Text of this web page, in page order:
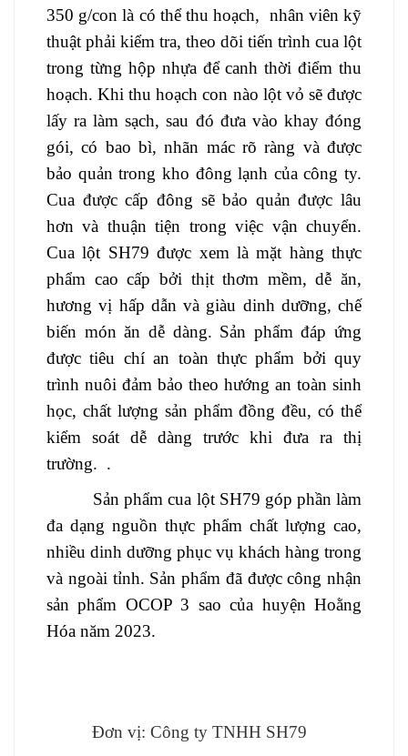
350 g/con là có thể thu hoạch, nhân viên kỹ
thuật phải kiểm tra, theo dõi tiến trình cua lột
trong từng hộp nhựa để canh thời điểm thu
hoạch.Khi thu hoạch con nào lột vỏ sẽ được
lấy ra làm sạch, sau đó đưa vào khay đóng
gói, có bao bì, nhãn mác rõ ràng và được
bảo quản trong kho đông lạnh của công ty.
Cua được cấp đông sẽ bảo quản được lâu
hơn và thuận tiện trong việc vận chuyển.
Cua lột SH79 được xem là mặt hàng thực
phẩm cao cấp bởi thịt thơm mềm,dễ ăn,
hương vị hấp dẫn và giàu dinh dưỡng, chế
biến món ăn dễ dàng. Sản phẩm đáp ứng
được tiêu chí an toàn thực phẩm bởi quy
trình nuôi đảm bảo theo hướng an toàn sinh
học, chất lượng sản phẩm đồng đều, có thể
kiểm soát dễ dàng trước khi đưa ra thị
trường. .
Sản phẩm cua lột SH79 góp phần làm
đa dạng nguồn thực phẩm chất lượng cao,
nhiều dinh dưỡng phục vụ khách hàng trong
và ngoài tỉnh. Sản phẩm đã được công nhận
sản phẩm OCOP 3 sao của huyện Hoằng
Hóa năm 2023.
Đơn vị: Công ty TNHH SH79